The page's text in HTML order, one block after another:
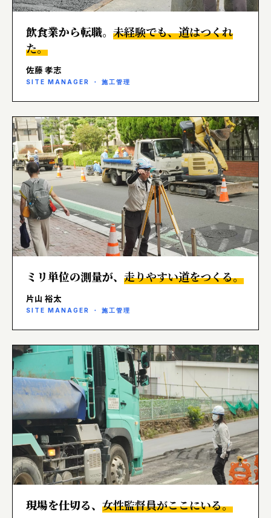
飲食業から転職。 未経験でも、道はつくれ
た。
佐藤 孝志
SITE MANAGER ・ 施工管理
ミリ単位の測量が、 走りやすい道をつくる。
片山 裕太
SITE MANAGER ・ 施工管理
現場を仕切る、 女性監督員がここにいる。